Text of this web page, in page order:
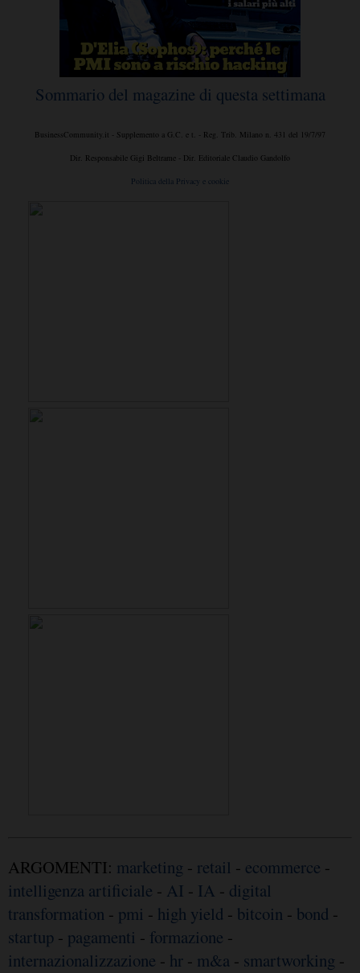
Sommario del magazine di questa settimana
BusinessCommunity.it - Supplemento a G.C. e t. - Reg. Trib. Milano n. 431 del 19/7/97
Dir. Responsabile Gigi Beltrame - Dir. Editoriale Claudio Gandolfo
Politica della Privacy e cookie
ARGOMENTI: marketing - retail - ecommerce -
intelligenza artificiale - AI - IA - digital
transformation - pmi - high yield - bitcoin - bond -
startup - pagamenti - formazione -
internazionalizzazione - hr - m&a - smartworking -